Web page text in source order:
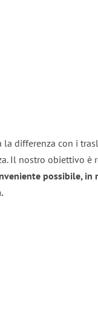
la differenza con i
Il nostro obiettivo è
possibile,